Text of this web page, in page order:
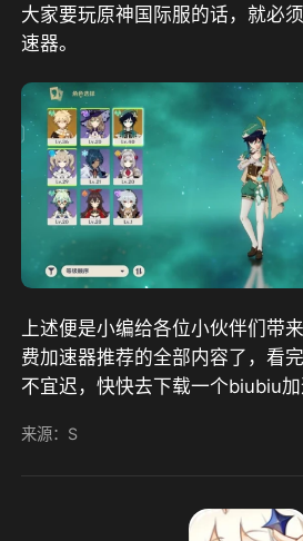
大家要玩原神国际服的话，就必
速器。
上述便是小编给各位小伙伴们带
费加速器推荐的全部内容了，看
不宜迟，快快去下载一个biubiu加
来源：S